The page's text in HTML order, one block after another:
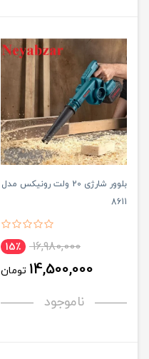
بلوور شارژی 20 ولت رونیکس مدل
8611
16,980,000 15٪
14,500,000 تومان
ناموجود